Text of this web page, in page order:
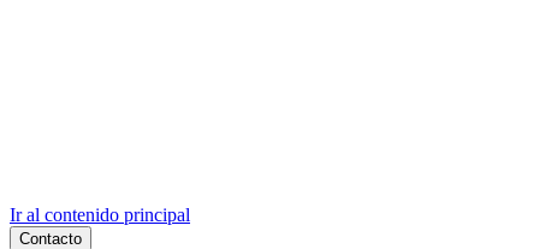
Ir al contenido principal
Contacto